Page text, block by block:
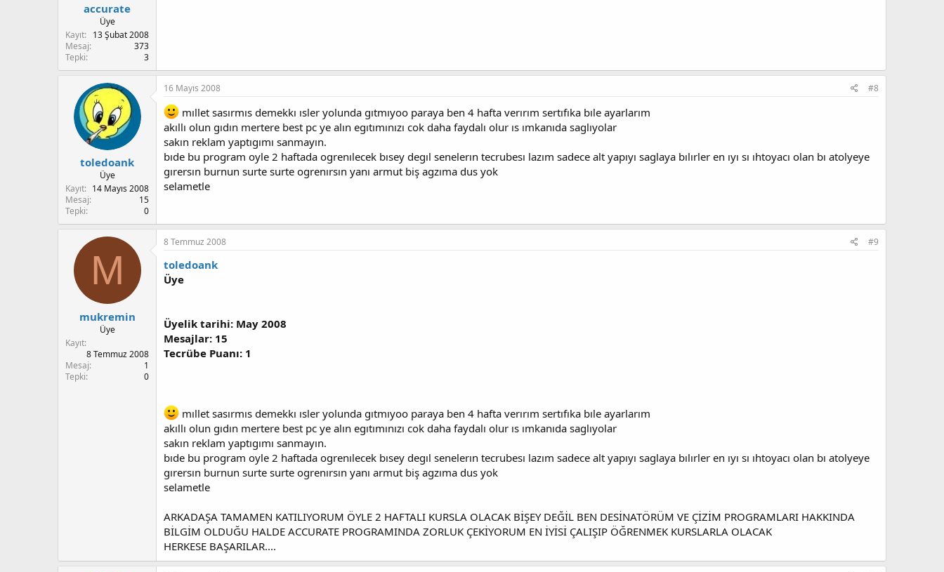
accurate
Üye
Kayıt
13 Şubat 2008
Mesaj
373
Tepki
3
toledoank
Üye
Kayıt
14 Mayıs 2008
Mesaj
15
Tepki
0
16 Mayıs 2008 #8
mıllet sasırmıs demekkı ısler yolunda gıtmıyoo paraya ben 4 hafta verırım sertıfıka bıle ayarlarım
akıllı olun gıdın mertere best pc ye alın egıtımınızı cok daha faydalı olur ıs ımkanıda saglıyolar
sakın reklam yaptıgımı sanmayın.
bıde bu program oyle 2 haftada ogrenılecek bısey degıl senelerın tecrubesı lazım sadece alt yapıyı saglaya bılırler en ıyı sı ıhtoyacı olan bı atolyeye
gırersın burnun surte surte ogrenırsın yanı armut biş agzıma dus yok
selametle
M
mukremin
Üye
Kayıt
8 Temmuz 2008
Mesaj
1
Tepki
0
8 Temmuz 2008 #9
toledoank
Üye
Üyelik tarihi: May 2008
Mesajlar: 15
Tecrübe Puanı: 1
mıllet sasırmıs demekkı ısler yolunda gıtmıyoo paraya ben 4 hafta verırım sertıfıka bıle ayarlarım
akıllı olun gıdın mertere best pc ye alın egıtımınızı cok daha faydalı olur ıs ımkanıda saglıyolar
sakın reklam yaptıgımı sanmayın.
bıde bu program oyle 2 haftada ogrenılecek bısey degıl senelerın tecrubesı lazım sadece alt yapıyı saglaya bılırler en ıyı sı ıhtoyacı olan bı atolyeye
gırersın burnun surte surte ogrenırsın yanı armut biş agzıma dus yok
selametle
ARKADAŞA TAMAMEN KATILIYORUM ÖYLE 2 HAFTALI KURSLA OLACAK BİŞEY DEĞİL BEN DESİNATÖRÜM VE ÇİZİM PROGRAMLARI HAKKINDA
BİLGİM OLDUĞU HALDE ACCURATE PROGRAMINDA ZORLUK ÇEKİYORUM EN İYİSİ ÇALIŞIP ÖĞRENMEK KURSLARLA OLACAK
HERKESE BAŞARILAR....